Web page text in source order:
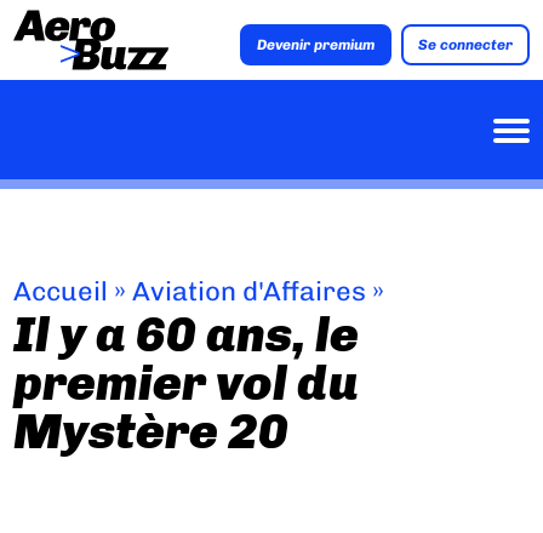
Devenir premium Se connecter
Accueil »Aviation d'Affaires »
Il y a 60 ans, le
premier vol du
Mystère 20